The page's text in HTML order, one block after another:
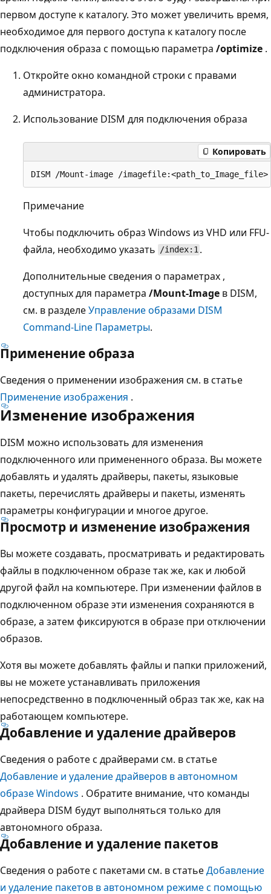
первом доступе к каталогу. Это может увеличить время,
необходимое для первого доступа к каталогу после
подключения образа с помощью параметра /optimize .
Откройте окно командной строки с правами
администратора.
Использование DISM для подключения образа
Копировать
Примечание
Чтобы подключить образ Windows из VHD или FFU-
файла, необходимо указать /index:1 .
Дополнительные сведения о параметрах ,
доступных для параметра /Mount-Image в DISM,
см. в разделеУправление образами DISM
Command-Line Параметры.
Применение образа
Сведения о применении изображения см. в статье
Применение изображения .
Изменение изображения
DISM можно использовать для изменения
подключенного или примененного образа. Вы можете
добавлять и удалять драйверы, пакеты, языковые
пакеты, перечислять драйверы и пакеты, изменять
параметры конфигурации и многое другое.
Просмотр и изменение изображения
Вы можете создавать, просматривать и редактировать
файлы в подключенном образе так же, как и любой
другой файл на компьютере. При изменении файлов в
подключенном образе эти изменения сохраняются в
образе, а затем фиксируются в образе при отключении
образов.
Хотя вы можете добавлять файлы и папки приложений,
вы не можете устанавливать приложения
непосредственно в подключенный образ так же, как на
работающем компьютере.
Добавление и удаление драйверов
Сведения о работе с драйверами см. в статье
Добавление и удаление драйверов в автономном
образе Windows . Обратите внимание, что команды
драйвера DISM будут выполняться только для
автономного образа.
Добавление и удаление пакетов
Сведения о работе с пакетами см. в статьеДобавление
и удаление пакетов в автономном режиме с помощью